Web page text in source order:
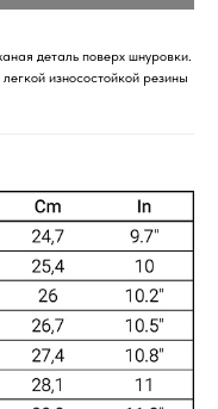
деталь поверх шнуровки.
износостойкой резины